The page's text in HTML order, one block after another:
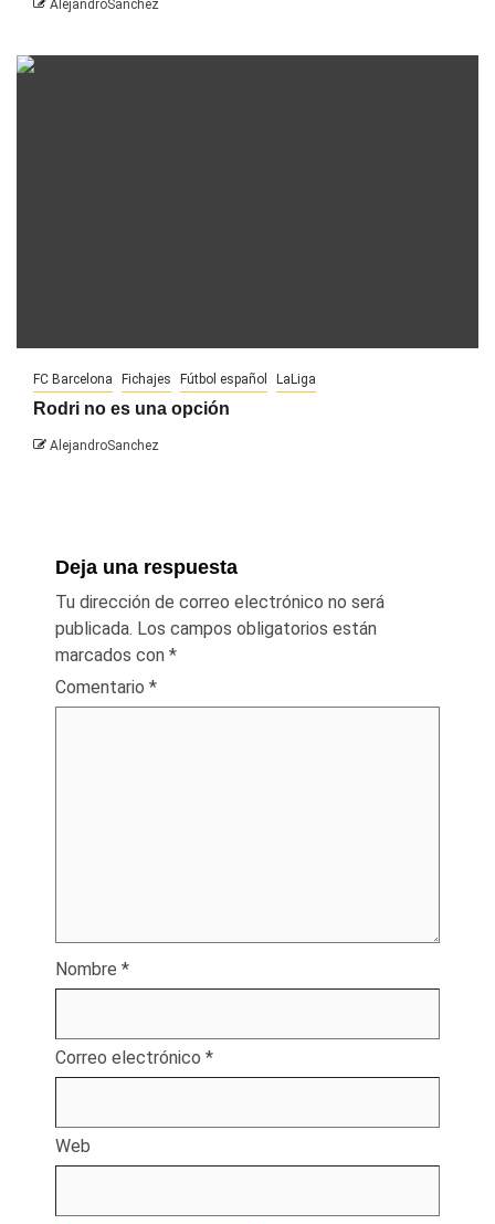
AlejandroSanchez
FC Barcelona Fichajes Fútbol español LaLiga
Rodri no es una opción
AlejandroSanchez
Deja una respuesta
Tu dirección de correo electrónico no será
publicada. Los campos obligatorios están
marcados con *
Comentario *
Nombre *
Correo electrónico *
Web